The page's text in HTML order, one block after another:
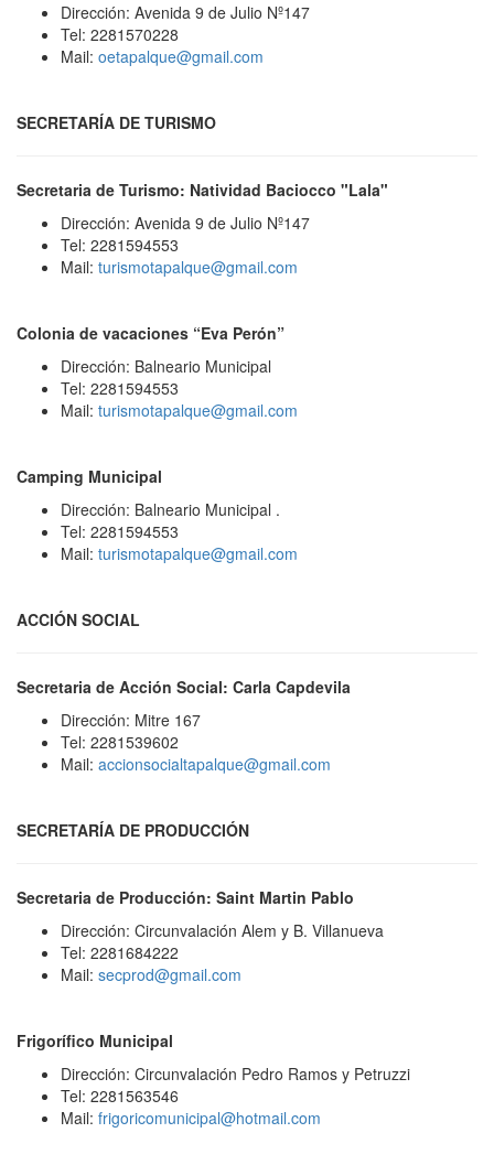
Dirección: Avenida 9 de Julio Nº147
Tel: 2281570228
Mail: oetapalque@gmail.com
SECRETARÍA DE TURISMO
Secretaria de Turismo: Natividad Baciocco "Lala"
Dirección: Avenida 9 de Julio Nº147
Tel: 2281594553
Mail: turismotapalque@gmail.com
Colonia de vacaciones “Eva Perón”
Dirección: Balneario Municipal
Tel: 2281594553
Mail: turismotapalque@gmail.com
Camping Municipal
Dirección: Balneario Municipal .
Tel: 2281594553
Mail: turismotapalque@gmail.com
ACCIÓN SOCIAL
Secretaria de Acción Social: Carla Capdevila
Dirección: Mitre 167
Tel: 2281539602
Mail: accionsocialtapalque@gmail.com
SECRETARÍA DE PRODUCCIÓN
Secretaria de Producción: Saint Martin Pablo
Dirección: Circunvalación Alem y B. Villanueva
Tel: 2281684222
Mail: secprod@gmail.com
Frigorífico Municipal
Dirección: Circunvalación Pedro Ramos y Petruzzi
Tel: 2281563546
Mail: frigoricomunicipal@hotmail.com